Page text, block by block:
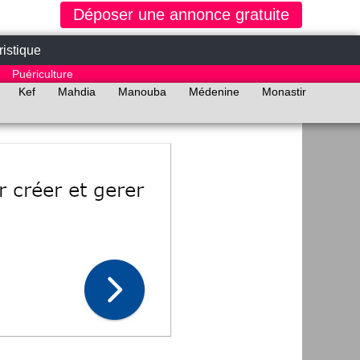
Déposer une annonce gratuite
Puériculture
Kef Mahdia Manouba Médenine
Monastir